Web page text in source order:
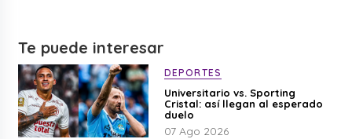
Te puede interesar
DEPORTES
Universitario vs. Sporting
Cristal: así llegan al esperado
duelo
07 Ago 2026